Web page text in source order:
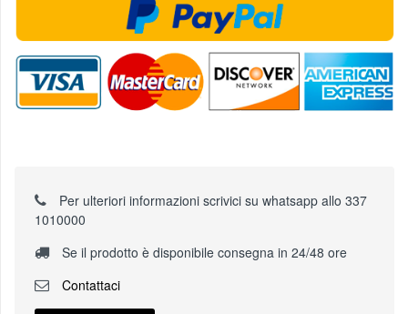
Per ulteriori informazioni scrivici su whatsapp allo 337
1010000
Se il prodotto è disponibile consegna in 24/48 ore
Contattaci